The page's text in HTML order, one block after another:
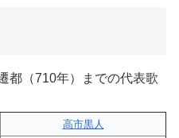
都（710年）までの代表歌
高市黒人